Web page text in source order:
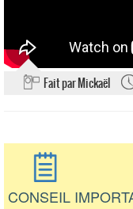
Fait par Mickaël
CONSEIL